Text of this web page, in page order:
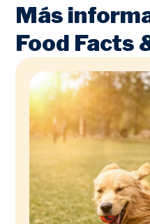
Más
Food Facts